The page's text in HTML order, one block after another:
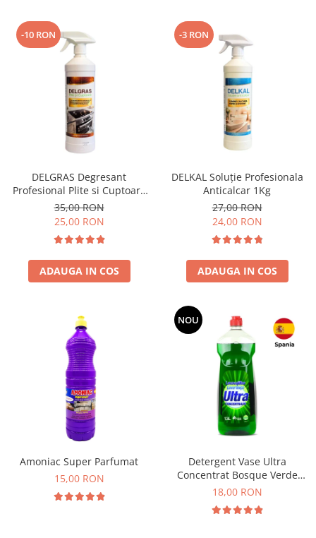
-10 RON
DELGRAS Degresant
Profesional Plite si Cuptoare
1L
35,00 RON
25,00 RON
ADAUGA IN COS
-3 RON
DELKAL Soluție Profesionala
Anticalcar 1Kg
27,00 RON
24,00 RON
ADAUGA IN COS
Amoniac Super Parfumat
15,00 RON
NOU
Detergent Vase Ultra
Concentrat Bosque Verde
Spania 1.3L
18,00 RON